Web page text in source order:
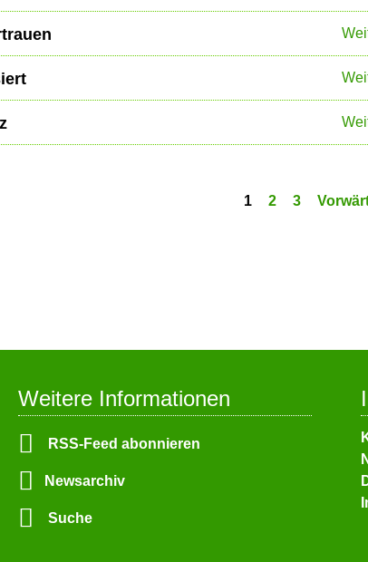
1 2 3
Weitere Informationen
RSS-Feed abonnieren
Newsarchiv
Suche